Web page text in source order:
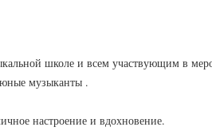
школе и всем участвующим в
музыканты .
настроение и вдохновение.